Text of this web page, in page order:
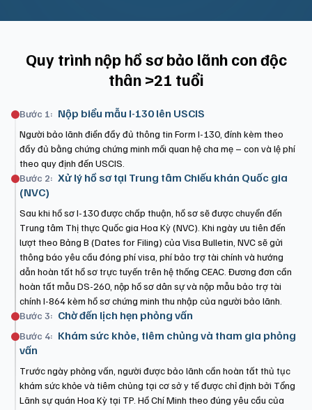
Quy trình nộp hồ sơ bảo lãnh con độc
thân >21 tuổi
Bước 1: Nộp biểu mẫu I-130 lên USCIS
Người bảo lãnh điền đầy đủ thông tin Form I-130, đính kèm theo
đầy đủ bằng chứng chứng minh mối quan hệ cha mẹ – con và lệ phí
theo quy định đến USCIS.
Bước 2: Xử lý hồ sơ tại Trung tâm Chiếu khán Quốc gia
(NVC)
Sau khi hồ sơ I-130 được chấp thuận, hồ sơ sẽ được chuyển đến
Trung tâm Thị thực Quốc gia Hoa Kỳ (NVC). Khi ngày ưu tiên đến
lượt theo Bảng B (Dates for Filing) của Visa Bulletin, NVC sẽ gửi
thông báo yêu cầu đóng phí visa, phí bảo trợ tài chính và hướng
dẫn hoàn tất hồ sơ trực tuyến trên hệ thống CEAC. Đương đơn cần
hoàn tất mẫu DS-260, nộp hồ sơ dân sự và nộp mẫu bảo trợ tài
chính I-864 kèm hồ sơ chứng minh thu nhập của người bảo lãnh.
Bước 3: Chờ đến lịch hẹn phỏng vấn
Bước 4: Khám sức khỏe, tiêm chủng và tham gia phỏng
vấn
Trước ngày phỏng vấn, người được bảo lãnh cần hoàn tất thủ tục
khám sức khỏe và tiêm chủng tại cơ sở y tế được chỉ định bởi Tổng
Lãnh sự quán Hoa Kỳ tại TP. Hồ Chí Minh theo đúng yêu cầu của